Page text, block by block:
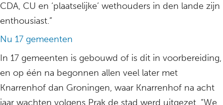
CDA, CU en ‘plaatselijke’ wethouders in den lande zijn
enthousiast.”
Nu 17 gemeenten
In 17 gemeenten is gebouwd of is dit in voorbereiding,
en op één na begonnen allen veel later met
Knarrenhof dan Groningen, waar Knarrenhof na acht
jaar wachten volgens Prak de stad werd uitgezet. “We